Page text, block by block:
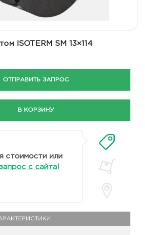
ISOTERM SM 13×114
ОТПРАВИТЬ ЗАПРОС
В КОРЗИНУ
стоимости или
с сайта!